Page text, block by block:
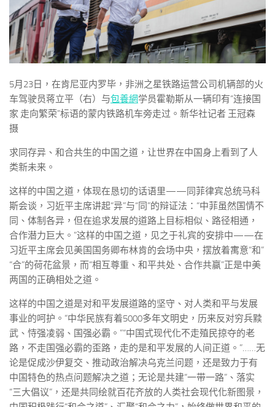
5月23日，在肯尼亚内罗毕，非洲之星铁路运营公司机辆部的火
车驾驶员蒋立平（右）与包養網学员霍勒斯从一辆印有“连接国
家 走向繁荣”标语的蒙内铁路机车旁走过。新华社记者 王冠森
摄
求同存异、和合共生的中国之道，让世界在中国身上看到了人
类新未来。
这样的中国之道，体现在恳切的话语里——同菲律宾总统马科
斯会谈，习近平主席讲起“异”与“同”的辩证法：“中菲虽然国情不
同、体制各异，但在追求发展的道路上目标相似、路径相通，
合作潜力巨大。”这样的中国之道，见之于礼宾的安排中——在
习近平主席会见美国国务卿布林肯的会场中央，摆放着寓意“和”
“合”的荷花盆景，而“相互尊重、和平共处、合作共赢”正是中美
两国的正确相处之道。
这样的中国之道是对和平发展道路的坚守、对人类和平与发展
事业的呵护。“中华民族有着5000多年文明史，历来反对穷兵黩
武、恃强凌弱、国强必霸。”“中国式现代化不走殖民掠夺的老
路，不走国强必霸的歪路，走的是和平发展的人间正道。”……无
论是促成沙伊复交、推动政治解决乌克兰问题，还是致力于有
中国特色的热点问题解决之道；无论是共建“一带一路”、落实
“三大倡议”，还是共同绘就百花齐放的人类社会现代化新图景，